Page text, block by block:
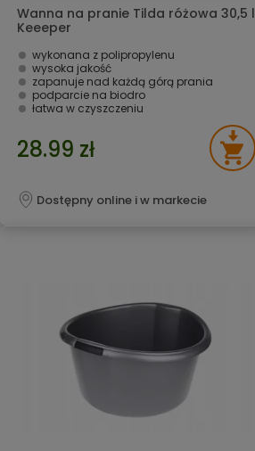
Wanna na pranie Tilda różowa 30,5 l
Keeeper
wykonana z polipropylenu
wysoka jakość
zapanuje nad każdą górą prania
podparcie na biodro
łatwa w czyszczeniu
28.99 zł
Dostępny online i w markecie